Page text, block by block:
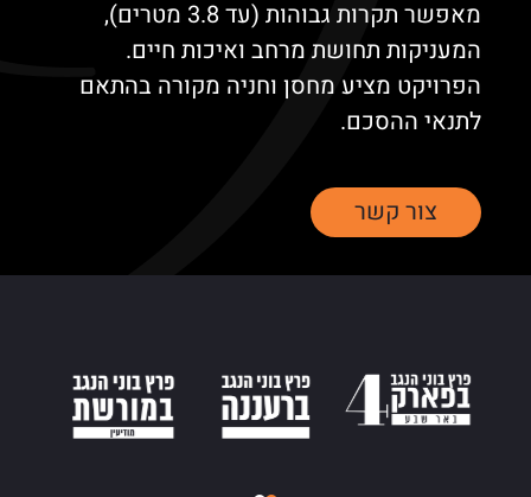
מאפשר תקרות גבוהות (עד 3.8 מטרים),
המעניקות תחושת מרחב ואיכות חיים.
הפרויקט מציע מחסן וחניה מקורה בהתאם
לתנאי ההסכם.
צור קשר